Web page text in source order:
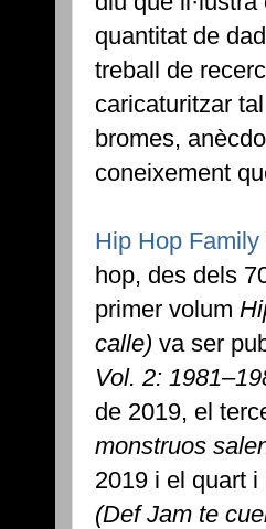
quantitat de
treball de
caricaturitzar
bromes,
coneixement
Hip Hop Family
hop, des dels
primer volum
calle) va ser
Vol. 2:
de 2019, el
monstruos
2019 i el quart i
(Def Jam te